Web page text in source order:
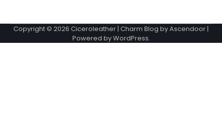
Copyright © 2026 Ciceroleather | Charm Blog byAscendoor |
Powered byWordPress.